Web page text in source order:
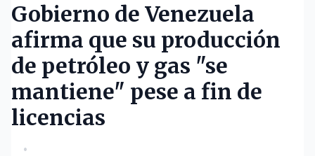
Gobierno de Venezuela
afirma que su producción
de petróleo y gas "se
mantiene" pese a fin de
licencias
•